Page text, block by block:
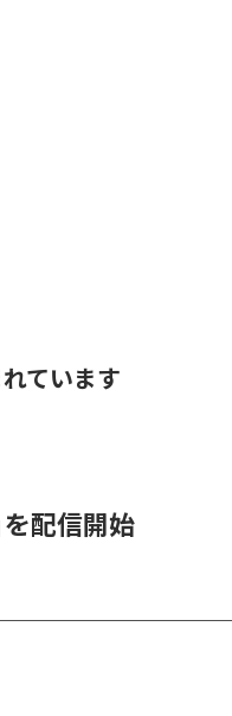
ています
を配信開始